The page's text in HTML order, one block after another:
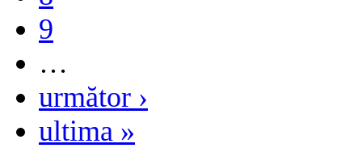
9
…
următor ›
ultima »